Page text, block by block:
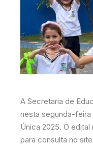
A Secretaria de
nesta segunda-feira
Única 2025. O
para consulta no